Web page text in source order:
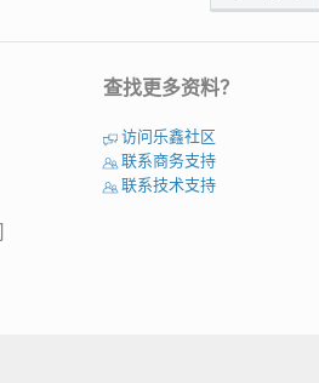
查找更多资料？
访问乐鑫社区
联系商务支持
联系技术支持